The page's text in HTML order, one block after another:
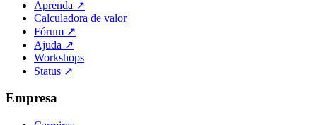
Aprenda ↗
Calculadora de valor
Fórum ↗
Ajuda ↗
Workshops
Status ↗
Empresa